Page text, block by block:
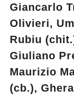
Giancarlo
Olivieri,
Rubiu
Giuliano
Maurizio
(cb.),